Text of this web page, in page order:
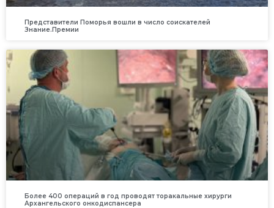
Представители Поморья вошли в число соискателей
Знание.Премии
Более 400 операций в год проводят торакальные хирурги
Архангельского онкодиспансера